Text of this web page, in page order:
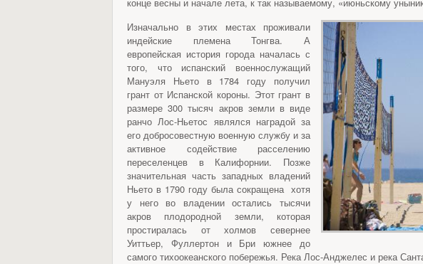
Изначально в этих местах проживали
индейские племена Тонгва. А
европейская история города началась с
того, что испанский военнослужащий
Мануэля Ньето в 1784 году получил
грант от Испанской короны. Этот грант в
размере 300 тысяч акров земли в виде
ранчо Лос-Ньетос являлся наградой за
его добросовестную военную службу и за
активное содействие расселению
переселенцев в Калифорнии. Позже
значительная часть западных владений
Ньето в 1790 году была сокращена хотя
у него во владении остались тысячи
акров плодородной земли, которая
простиралась от холмов севернее
Уиттьер, Фуллертон и Бри южнее до
самого тихоокеанского побережья. Река Лос-Анджелес и река